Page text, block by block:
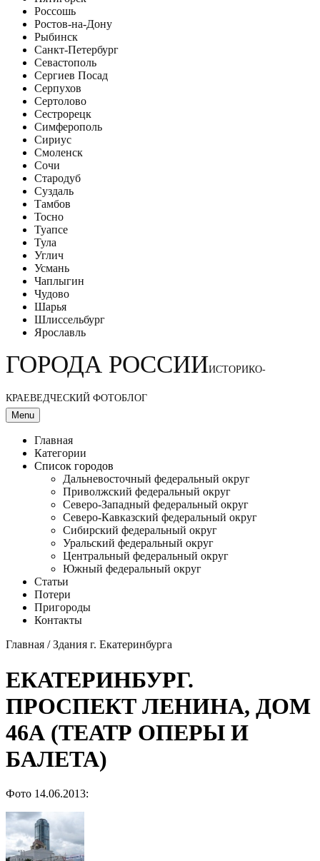
Россошь
Ростов-на-Дону
Рыбинск
Санкт-Петербург
Севастополь
Сергиев Посад
Серпухов
Сертолово
Сестрорецк
Симферополь
Сириус
Смоленск
Сочи
Стародуб
Суздаль
Тамбов
Тосно
Туапсе
Тула
Углич
Усмань
Чаплыгин
Чудово
Шарья
Шлиссельбург
Ярославль
ГОРОДА РОССИИИСТОРИКО-
КРАЕВЕДЧЕСКИЙ ФОТОБЛОГ
Menu
Главная
Категории
Список городов
Дальневосточный федеральный округ
Приволжский федеральный округ
Северо-Западный федеральный округ
Северо-Кавказский федеральный округ
Сибирский федеральный округ
Уральский федеральный округ
Центральный федеральный округ
Южный федеральный округ
Статьи
Потери
Пригороды
Контакты
Главная /Здания г. Екатеринбурга
ЕКАТЕРИНБУРГ.
ПРОСПЕКТ ЛЕНИНА, ДОМ
46А (ТЕАТР ОПЕРЫ И
БАЛЕТА)
Фото 14.06.2013: